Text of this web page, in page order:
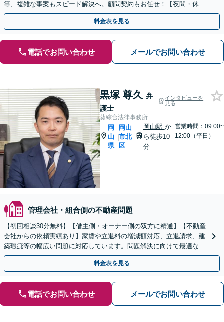
等、複雑な事案もスピード解決へ。顧問契約もお任せ！【夜間・休日
対応】【岡山駅10分】
料金表を見る
電話でお問い合わせ メールでお問い合わせ
黒塚 尊久 弁
護士
インタビューを
見る
葵綜合法律事務所
岡
山
県
|
岡山
市北
区
岡山駅 か
ら徒歩10
分
営業時間：09:00~
12:00（平日）
管理会社・組合側の不動産問題
【初回相談30分無料】【借主側・オーナー側の双方に精通】【不動産
会社からの依頼実績あり】家賃や立退料の増減額対応、立退請求、建
築瑕疵等の幅広い問題に対応しています。問題解決に向けて最適な手
段をご提案し、迅速かつ丁寧に対応いたします。
料金表を見る
電話でお問い合わせ メールでお問い合わせ